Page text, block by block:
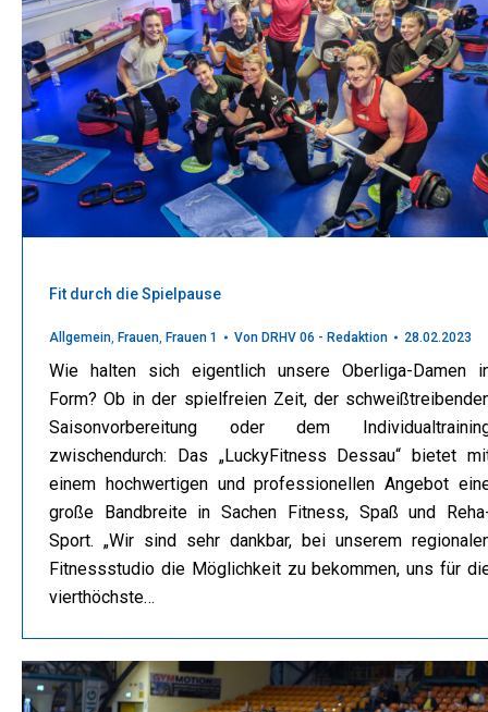
Fit durch die Spielpause
Allgemein, Frauen, Frauen 1 Von DRHV 06 - Redaktion 28.02.2023
Wie halten sich eigentlich unsere Oberliga-Damen
Form? Ob in der spielfreien Zeit, der
Saisonvorbereitung oder dem
zwischendurch: Das „LuckyFitness Dessau“ bietet
einem hochwertigen und professionellen Angebot
große Bandbreite in Sachen Fitness, Spaß und
Sport. „Wir sind sehr dankbar, bei unserem
Fitnessstudio die Möglichkeit zu bekommen, uns für
vierthöchste…